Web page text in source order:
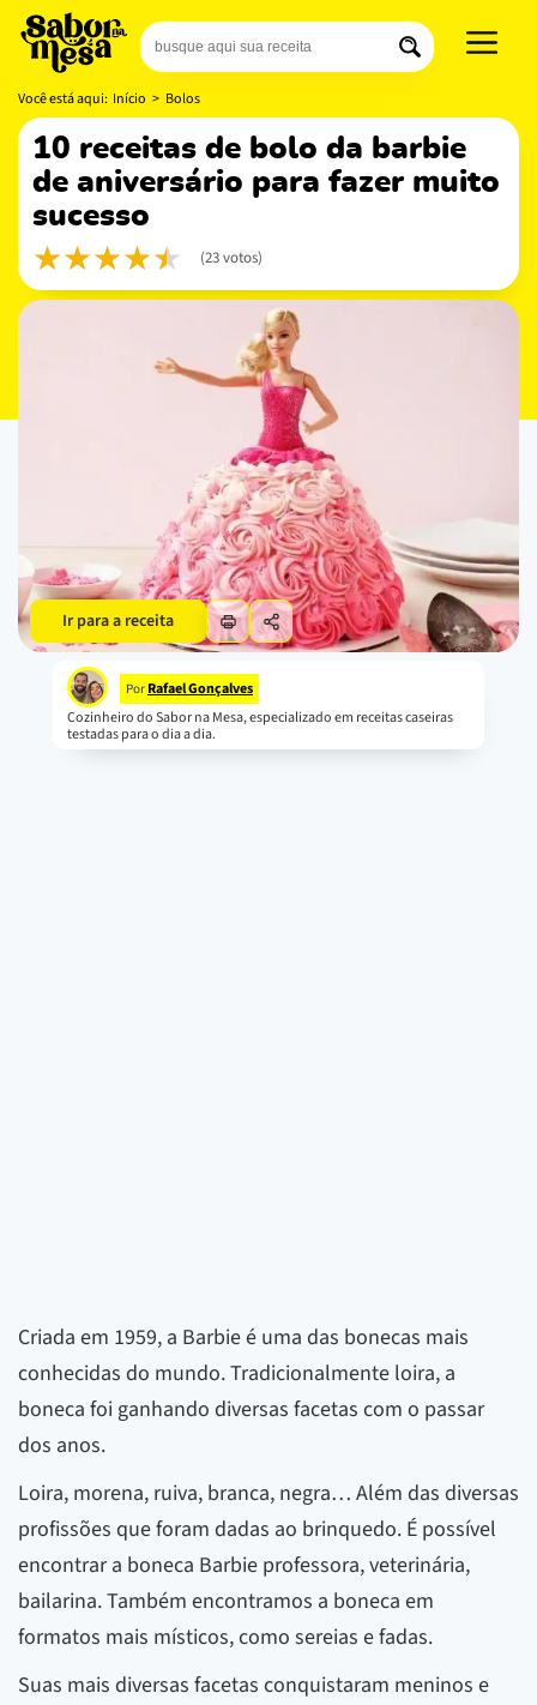
Você está aqui: Início > Bolos
10 receitas de bolo da barbie
de aniversário para fazer muito
sucesso
(23 votos)
Ir para a receita
Por Rafael Gonçalves
Cozinheiro do Sabor na Mesa, especializado em receitas caseiras
testadas para o dia a dia.
Criada em 1959, a Barbie é uma das bonecas mais
conhecidas do mundo. Tradicionalmente loira, a
boneca foi ganhando diversas facetas com o passar
dos anos.
Loira, morena, ruiva, branca, negra… Além das diversas
profissões que foram dadas ao brinquedo. É possível
encontrar a boneca Barbie professora, veterinária,
bailarina. Também encontramos a boneca em
formatos mais místicos, como sereias e fadas.
Suas mais diversas facetas conquistaram meninos e